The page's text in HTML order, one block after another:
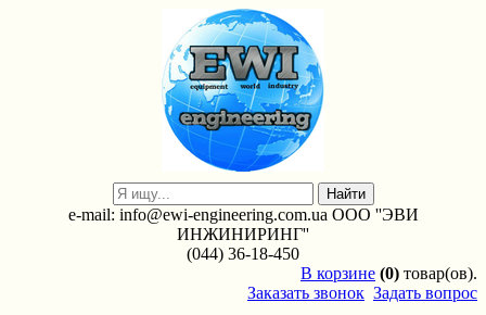
e-mail: info@ewi-engineering.com.ua ООО ''ЭВИ
ИНЖИНИРИНГ''
(044) 36-18-450
В корзине (0) товар(ов).
Заказать звонок Задать вопрос